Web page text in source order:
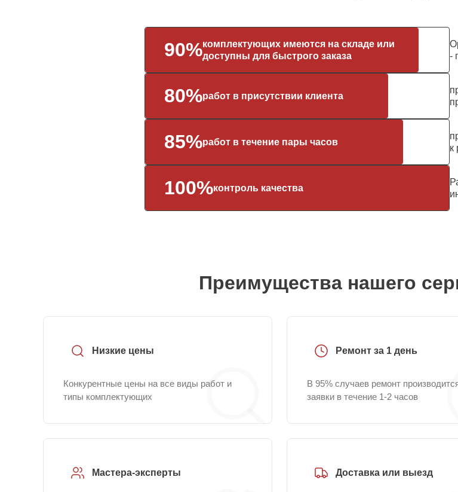
90%комплектующих имеются на складе или
доступны для быстрого заказа
-
80%работ в присутствии клиента
85%работ в течение пары часов
к
100%контроль качества
Преимущества нашего
Низкие цены
Конкурентные цены на все виды работ и
типы комплектующих
Ремонт за 1 день
В 95% случаев ремонт
заявки в течение 1-2 часов
Мастера-эксперты Доставка или выезд